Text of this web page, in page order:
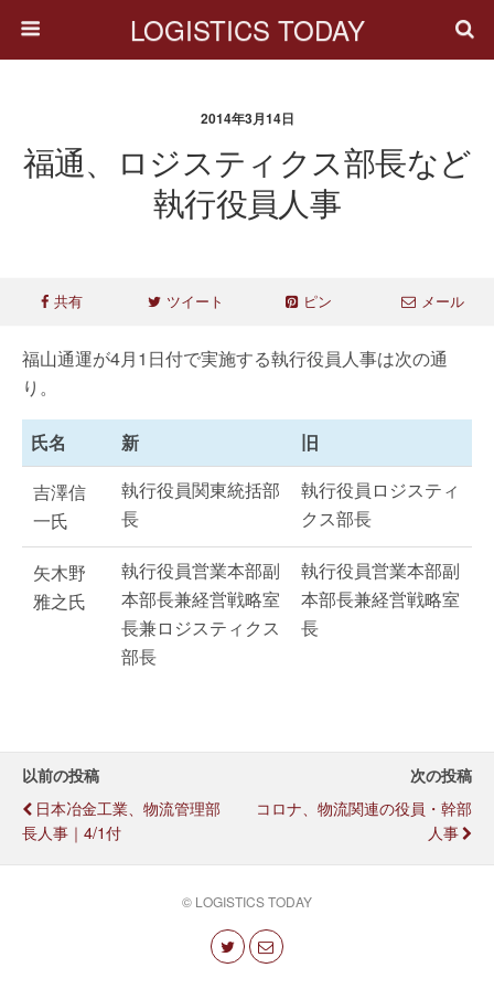
LOGISTICS TODAY
2014年3月14日
福通、ロジスティクス部長など
執行役員人事
共有 ツイート ピン メール
福山通運が4月1日付で実施する執行役員人事は次の通
り。
氏名 新
旧
吉澤信
一氏
執行役員関東統括部
長
執行役員ロジスティ
クス部長
矢木野
雅之氏
執行役員営業本部副
本部長兼経営戦略室
長兼ロジスティクス
部長
執行役員営業本部副
本部長兼経営戦略室
長
以前の投稿
日本冶金工業、物流管理部
長人事｜4/1付
次の投稿
コロナ、物流関連の役員・幹部
人事
© LOGISTICS TODAY